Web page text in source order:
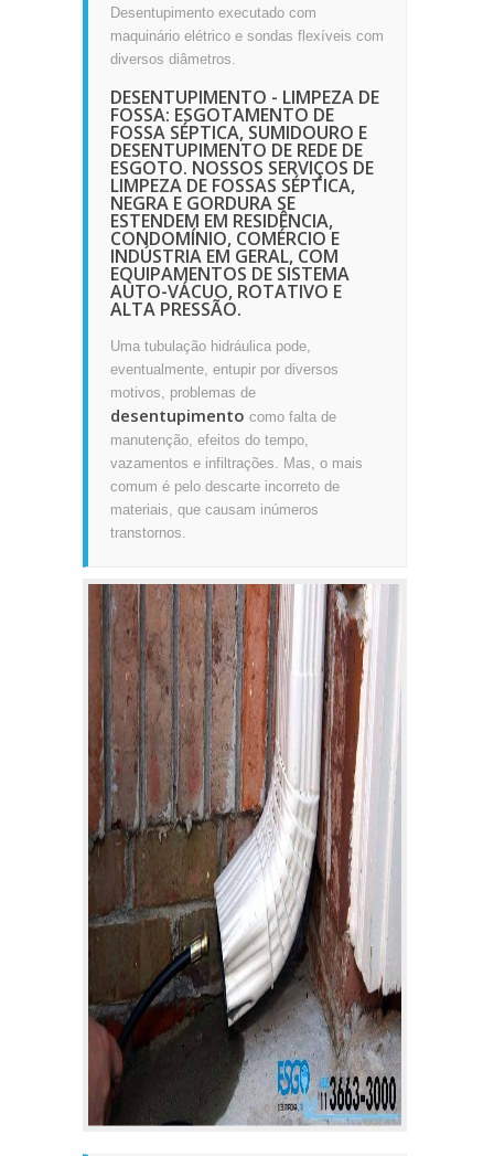
Desentupimento executado com
maquinário elétrico e sondas flexíveis com
diversos diâmetros.
DESENTUPIMENTO - LIMPEZA DE
FOSSA: ESGOTAMENTO DE
FOSSA SÉPTICA, SUMIDOURO E
DESENTUPIMENTO DE REDE DE
ESGOTO. NOSSOS SERVIÇOS DE
LIMPEZA DE FOSSAS SÉPTICA,
NEGRA E GORDURA SE
ESTENDEM EM RESIDÊNCIA,
CONDOMÍNIO, COMÉRCIO E
INDÚSTRIA EM GERAL, COM
EQUIPAMENTOS DE SISTEMA
AUTO-VÁCUO, ROTATIVO E
ALTA PRESSÃO.
Uma tubulação hidráulica pode,
eventualmente, entupir por diversos
motivos, problemas de
desentupimento como falta de
manutenção, efeitos do tempo,
vazamentos e infiltrações. Mas, o mais
comum é pelo descarte incorreto de
materiais, que causam inúmeros
transtornos.